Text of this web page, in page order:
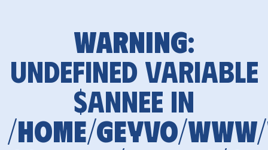
Warning:
Undefined variable
$annee in
/home/geyvo/